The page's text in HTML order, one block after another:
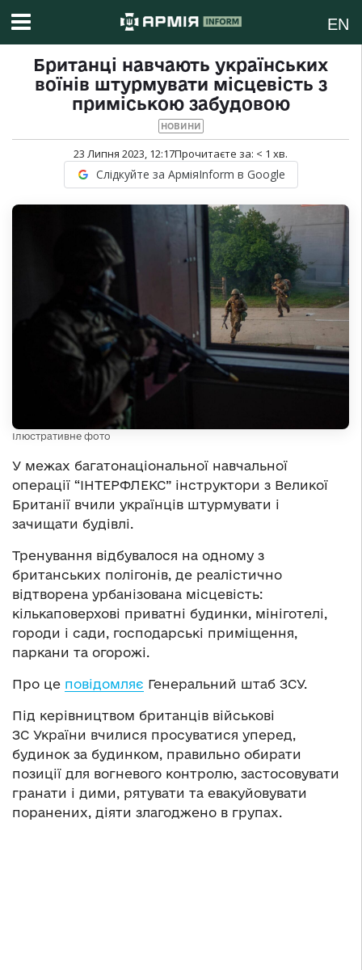
EN
Британці навчають українських
воїнів штурмувати місцевість з
приміською забудовою
НОВИНИ
23 Липня 2023, 12:17Прочитаєте за: < 1 хв.
Слідкуйте за АрміяInform в Google
Ілюстративне фото
У межах багатонаціональної навчальної
операції “ІНТЕРФЛЕКС” інструктори з Великої
Британії вчили українців штурмувати і
зачищати будівлі.
Тренування відбувалося на одному з
британських полігонів, де реалістично
відтворена урбанізована місцевість:
кількаповерхові приватні будинки, мініготелі,
городи і сади, господарські приміщення,
паркани та огорожі.
Про це повідомляє Генеральний штаб ЗСУ.
Під керівництвом британців військові
ЗС України вчилися просуватися уперед,
будинок за будинком, правильно обирати
позиції для вогневого контролю, застосовувати
гранати і дими, рятувати та евакуйовувати
поранених, діяти злагоджено в групах.